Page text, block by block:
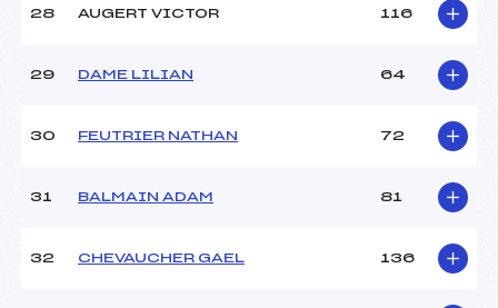
28 AUGERT VICTOR 116
29 DAME LILIAN 64
30 FEUTRIER NATHAN 72
31 BALMAIN ADAM 81
32 CHEVAUCHER GAEL 136